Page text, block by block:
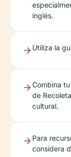
inglés.
Utiliza la
Combina
de
cultural.
Para
considera